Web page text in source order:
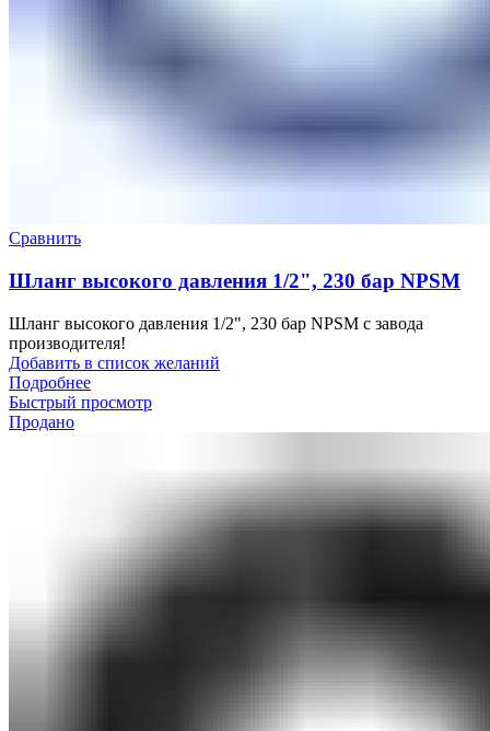
Сравнить
Шланг высокого давления 1/2", 230 бар NPSM
Шланг высокого давления 1/2", 230 бар NPSM с завода
производителя!
Добавить в список желаний
Подробнее
Быстрый просмотр
Продано